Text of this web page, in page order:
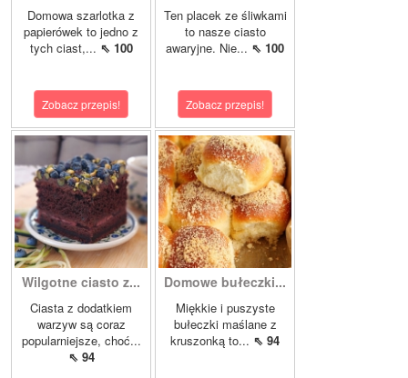
Domowa szarlotka z
papierówek to jedno z
tych ciast,... ⇖ 100
Zobacz przepis!
Ten placek ze śliwkami
to nasze ciasto
awaryjne. Nie... ⇖ 100
Zobacz przepis!
Wilgotne ciasto z...
Ciasta z dodatkiem
warzyw są coraz
popularniejsze, choć...
⇖ 94
Domowe bułeczki...
Miękkie i puszyste
bułeczki maślane z
kruszonką to... ⇖ 94